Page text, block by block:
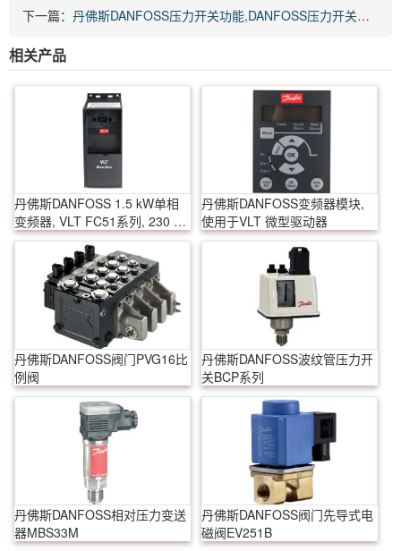
下一篇： 丹佛斯DANFOSS压力开关功能,DANFOSS压力开关应用与特性
相关产品
丹佛斯DANFOSS 1.5 kW单相
变频器, VLT FC51系列, 230 V
交流, 6.8 A, 用于交流电动机
丹佛斯DANFOSS变频器模块,
使用于VLT 微型驱动器
丹佛斯DANFOSS阀门PVG16比
例阀
丹佛斯DANFOSS波纹管压力开
关BCP系列
丹佛斯DANFOSS相对压力变送
器MBS33M
丹佛斯DANFOSS阀门先导式电
磁阀EV251B